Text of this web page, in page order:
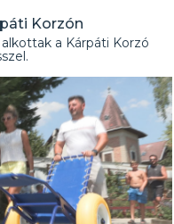
Korzón
a Kárpáti Korzó